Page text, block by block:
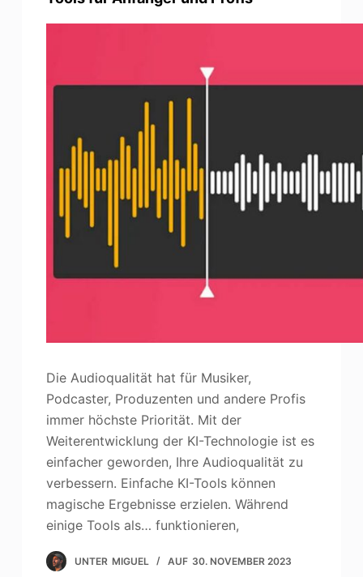
Die Audioqualität hat für Musiker,
Podcaster, Produzenten und andere Profis
immer höchste Priorität. Mit der
Weiterentwicklung der KI-Technologie ist es
einfacher geworden, Ihre Audioqualität zu
verbessern. Einfache KI-Tools können
magische Ergebnisse erzielen. Während
einige Tools als… funktionieren,
UNTER MIGUEL AUF 30. NOVEMBER 2023